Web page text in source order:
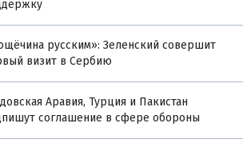
русским»: Зеленский совершит
визит в Сербию
Аравия, Турция и Пакистан
соглашение в сфере обороны